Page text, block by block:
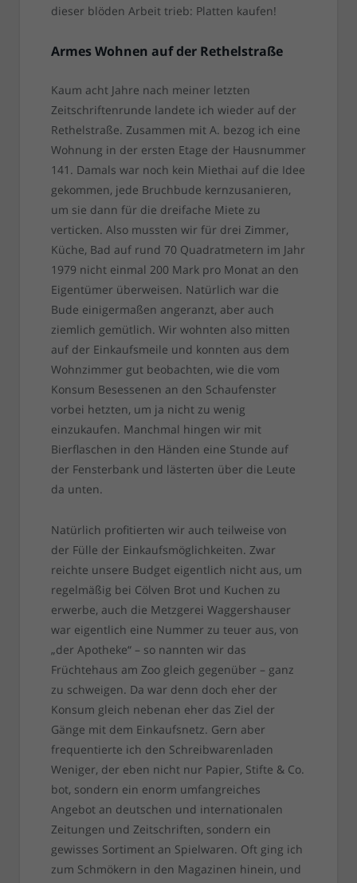
dieser blöden Arbeit trieb: Platten kaufen!
Armes Wohnen auf der Rethelstraße
Kaum acht Jahre nach meiner letzten
Zeitschriftenrunde landete ich wieder auf der
Rethelstraße. Zusammen mit A. bezog ich eine
Wohnung in der ersten Etage der Hausnummer
141. Damals war noch kein Miethai auf die Idee
gekommen, jede Bruchbude kernzusanieren,
um sie dann für die dreifache Miete zu
verticken. Also mussten wir für drei Zimmer,
Küche, Bad auf rund 70 Quadratmetern im Jahr
1979 nicht einmal 200 Mark pro Monat an den
Eigentümer überweisen. Natürlich war die
Bude einigermaßen angeranzt, aber auch
ziemlich gemütlich. Wir wohnten also mitten
auf der Einkaufsmeile und konnten aus dem
Wohnzimmer gut beobachten, wie die vom
Konsum Besessenen an den Schaufenster
vorbei hetzten, um ja nicht zu wenig
einzukaufen. Manchmal hingen wir mit
Bierflaschen in den Händen eine Stunde auf
der Fensterbank und lästerten über die Leute
da unten.
Natürlich profitierten wir auch teilweise von
der Fülle der Einkaufsmöglichkeiten. Zwar
reichte unsere Budget eigentlich nicht aus, um
regelmäßig bei Cölven Brot und Kuchen zu
erwerbe, auch die Metzgerei Waggershauser
war eigentlich eine Nummer zu teuer aus, von
„der Apotheke“ – so nannten wir das
Früchtehaus am Zoo gleich gegenüber – ganz
zu schweigen. Da war denn doch eher der
Konsum gleich nebenan eher das Ziel der
Gänge mit dem Einkaufsnetz. Gern aber
frequentierte ich den Schreibwarenladen
Weniger, der eben nicht nur Papier, Stifte & Co.
bot, sondern ein enorm umfangreiches
Angebot an deutschen und internationalen
Zeitungen und Zeitschriften, sondern ein
gewisses Sortiment an Spielwaren. Oft ging ich
zum Schmökern in den Magazinen hinein, und